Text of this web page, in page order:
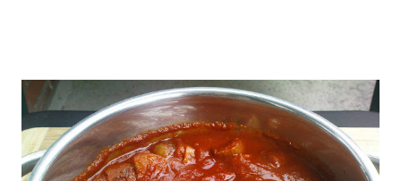
dieser Sonnenblumenkernaufstrich ist auf jeden Fall
verdammt einfach und schnell zu machen, günstig, lecker
und in 120 Geschmacksrichtungen veränderbar. Zutaten:
100 g Sonnenblumenkerne, ohne Schale (z.B. von Aldi) 50 g